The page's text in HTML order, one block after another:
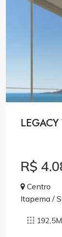
R$
Centro
Itapema /